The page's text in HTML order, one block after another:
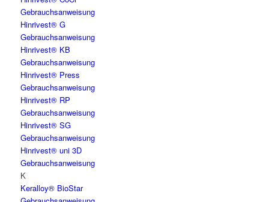
Gebrauchsanweisung
Hinrivest® G
Gebrauchsanweisung
Hinrivest® KB
Gebrauchsanweisung
Hinrivest® Press
Gebrauchsanweisung
Hinrivest® RP
Gebrauchsanweisung
Hinrivest® SG
Gebrauchsanweisung
Hinrivest® uni 3D
Gebrauchsanweisung
K
Keralloy® BioStar